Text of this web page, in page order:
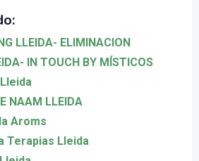
LLEIDA- ELIMINACION
IN TOUCH BY MÍSTICOS
NAAM LLEIDA
Aroms
Terapias Lleida